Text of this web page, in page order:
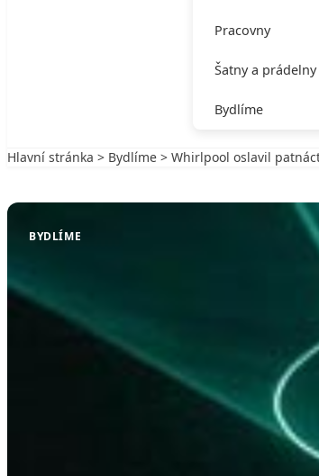
Pracovny
Šatny a prádelny
Bydlíme
Hlavní stránka > Bydlíme > Whirlpool oslavil
BYDLÍME